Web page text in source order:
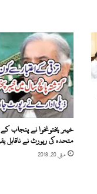
خیبر پختونخوا نے پنجاب کے
متحدہ کی رپورٹ نے ناقابل
مئی 20, 2018